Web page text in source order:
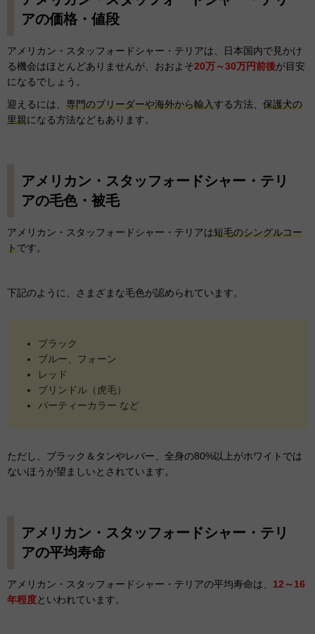
アの価格・値段
アメリカン・スタッフォードシャー・テリアは、日本国内で見かけ
る機会はほとんどありませんが、おおよそ20万～30万円前後が目安
になるでしょう。
迎えるには、 専門のブリーダーや海外から輸入する方法、 保護犬の
里親になる方法などもあります。
アメリカン・スタッフォードシャー・テリ
アの毛色・被毛
アメリカン・スタッフォードシャー・テリアは短毛のシングルコー
トです。
下記のように、さまざまな毛色が認められています。
ブラック
ブルー、フォーン
レッド
ブリンドル（虎毛）
パーティーカラー など
ただし、ブラック＆タンやレバー、全身の80%以上がホワイトでは
ないほうが望ましいとされています。
アメリカン・スタッフォードシャー・テリ
アの平均寿命
アメリカン・スタッフォードシャー・テリアの平均寿命は、 12～16
年程度といわれています。